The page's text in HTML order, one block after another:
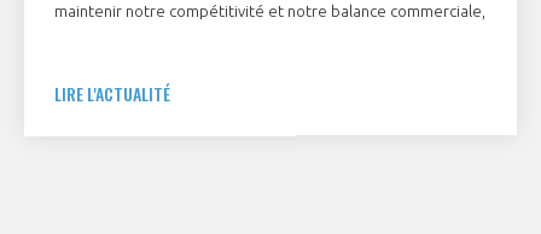
maintenir notre compétitivité et notre balance commerciale,
s’appliquaient au secteur aérien, il est nécessaire qu’elles
soient adaptées pour soutenir la filière dans ses efforts
LIRE L'ACTUALITÉ